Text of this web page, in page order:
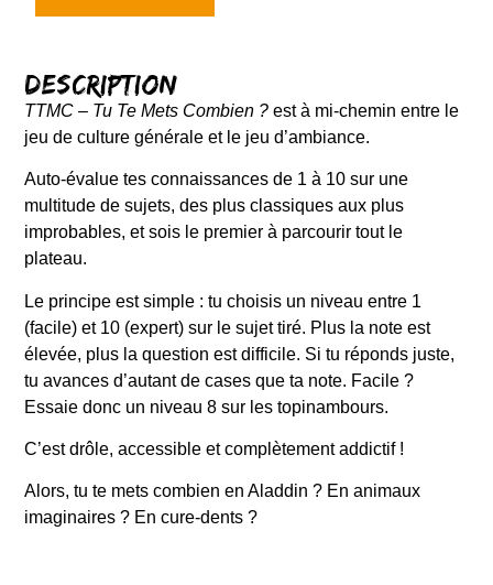
Description
TTMC – Tu Te Mets Combien ? est à mi-chemin entre le
jeu de culture générale et le jeu d’ambiance.
Auto-évalue tes connaissances de 1 à 10 sur une
multitude de sujets, des plus classiques aux plus
improbables, et sois le premier à parcourir tout le
plateau.
Le principe est simple : tu choisis un niveau entre 1
(facile) et 10 (expert) sur le sujet tiré. Plus la note est
élevée, plus la question est difficile. Si tu réponds juste,
tu avances d’autant de cases que ta note. Facile ?
Essaie donc un niveau 8 sur les topinambours.
C’est drôle, accessible et complètement addictif !
Alors, tu te mets combien en Aladdin ? En animaux
imaginaires ? En cure-dents ?